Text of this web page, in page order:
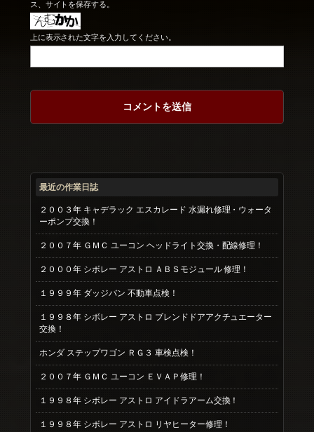
ス、サイトを保存する。
上に表示された文字を入力してください。
最近の作業日誌
２００３年 キャデラック エスカレード 水漏れ修理・ウォータ
ーポンプ交換！
２００７年 ＧＭＣ ユーコン ヘッドライト交換・配線修理！
２０００年 シボレー アストロ ＡＢＳモジュール 修理！
１９９９年 ダッジバン 不動車点検！
１９９８年 シボレー アストロ ブレンドドアアクチュエーター
交換！
ホンダ ステップワゴン ＲＧ３ 車検点検！
２００７年 ＧＭＣ ユーコン ＥＶＡＰ修理！
１９９８年 シボレー アストロ アイドラアーム交換！
１９９８年 シボレー アストロ リヤヒーター修理！